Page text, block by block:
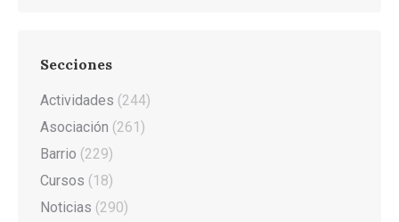
Secciones
Actividades (244)
Asociación (261)
Barrio (229)
Cursos (18)
Noticias (290)